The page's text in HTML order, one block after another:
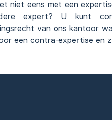
niet eens met een
expert? U kunt
van ons kantoor
een contra-expertise en